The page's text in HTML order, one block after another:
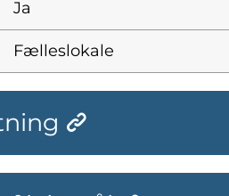
Ja
Fælleslokale